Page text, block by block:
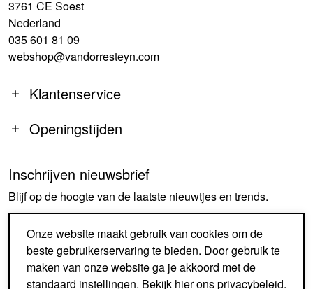
3761 CE Soest
Nederland
035 601 81 09
webshop@vandorresteyn.com
Klantenservice
Openingstijden
MA
14:00-18:00
DI-DO
09:30-18:00
ZA
09:30-17:00
ZO
GESLOTEN
Inschrijven nieuwsbrief
Blijf op de hoogte van de laatste nieuwtjes en trends.
AANMELDEN
Onze website maakt gebruik van cookies om de
beste gebruikerservaring te bieden. Door gebruik te
maken van onze website ga je akkoord met de
standaard instellingen. Bekijk hierons privacybeleid.